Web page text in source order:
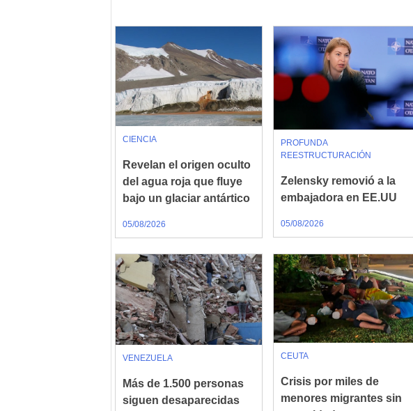
CIENCIA
Revelan el origen oculto
del agua roja que fluye
bajo un glaciar antártico
05/08/2026
PROFUNDA
REESTRUCTURACIÓN
Zelensky removió a la
embajadora en EE.UU
05/08/2026
VENEZUELA
Más de 1.500 personas
siguen desaparecidas
CEUTA
Crisis por miles de
menores migrantes sin